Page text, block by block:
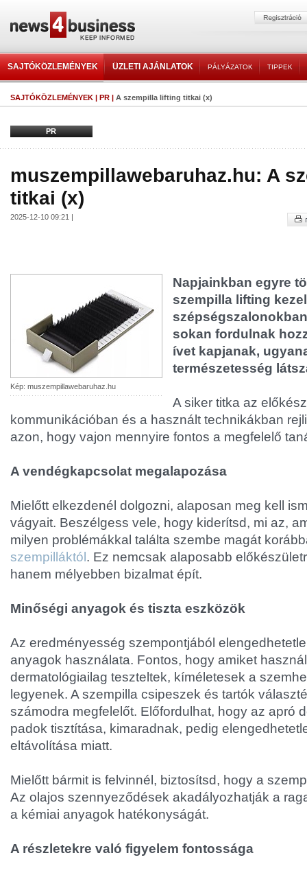
SAJTÓKÖZLEMÉNYEK ÜZLETI AJÁNLATOK PÁLYÁZATOK TIPPEK
SAJTÓKÖZLEMÉNYEK | PR | A szempilla lifting titkai (x)
PR
muszempillawebaruhaz.hu: A
titkai (x)
2025-12-10 09:21 |
Kép: muszempillawebaruhaz.hu
Napjainkban egyre
szempilla lifting
sokan fordulnak
ívet kapjanak,
természetesség
A siker titka az
kommunikációban és a használt technikákban
azon, hogy vajon mennyire fontos a megfelelő
A vendégkapcsolat megalapozása
Mielőtt elkezdenél dolgozni, alaposan meg kell
vágyait. Beszélgess vele, hogy kiderítsd, mi az,
milyen problémákkal találta szembe magát
szempilláktól . Ez nemcsak alaposabb
hanem mélyebben bizalmat épít.
Minőségi anyagok és tiszta eszközök
Az eredményesség szempontjából
anyagok használata. Fontos, hogy amiket
dermatológiailag teszteltek, kíméletesek a
legyenek. A szempilla csipeszek és tartók
számodra megfelelőt. Előfordulhat, hogy az apró
padok tisztítása, kimaradnak, pedig
eltávolítása miatt.
Mielőtt bármit is felvinnél, biztosítsd, hogy a
Az olajos szennyeződések akadályozhatják a
a kémiai anyagok hatékonyságát.
A részletekre való figyelem fontossága